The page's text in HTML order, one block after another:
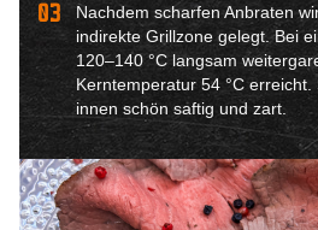
03
Nachdem scharfen Anbraten
indirekte Grillzone gelegt. Bei
120–140 °C langsam
Kerntemperatur 54 °C
innen schön saftig und zart.